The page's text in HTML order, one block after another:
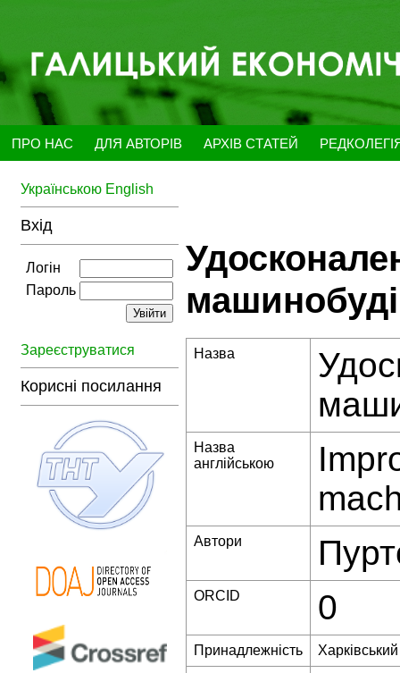
ПРО НАС ДЛЯ АВТОРІВ АРХІВ СТАТЕЙ
Українською English
Вхід
Логін
Пароль
Зареєструватися
Корисні посилання
Назва
Назва
англійською
Автори
ORCID 0
Принадлежність